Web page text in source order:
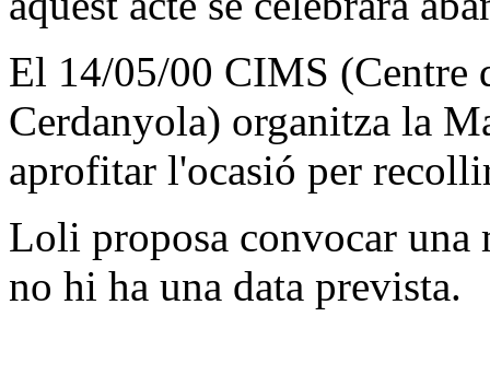
El 14/05/00 CIMS (Centre
Cerdanyola) organitza la
aprofitar l'ocasió per
Loli proposa convocar una
no hi ha una data prevista.